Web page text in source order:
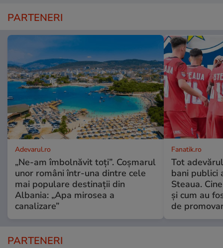
PARTENERI
Adevarul.ro
„Ne-am îmbolnăvit toți”. Coșmarul
unor români într-una dintre cele
mai populare destinații din
Albania: „Apa mirosea a
canalizare”
Fanatik.ro
Tot
bani publici
Steaua.
și cum au
de
PARTENERI